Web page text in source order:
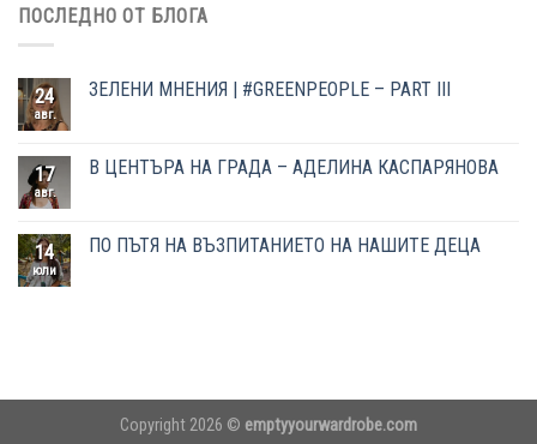
ПОСЛЕДНО ОТ БЛОГА
24
авг.
ЗЕЛЕНИ МНЕНИЯ | #GREENPEOPLE – PART III
17
авг.
В ЦЕНТЪРА НА ГРАДА – АДЕЛИНА КАСПАРЯНОВА
14
юли
ПО ПЪТЯ НА ВЪЗПИТАНИЕТО НА НАШИТЕ ДЕЦА
Copyright 2026 © emptyyourwardrobe.com